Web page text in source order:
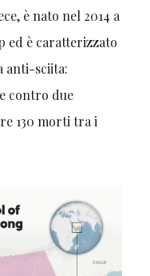
è nato nel 2014 a
ed è caratterizzato
anti-sciita:
contro due
130 morti tra i